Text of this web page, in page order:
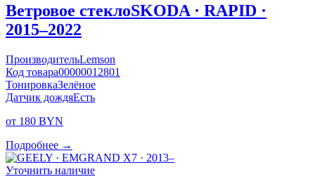
Ветровое стеклоSKODA · RAPID ·
2015–2022
ПроизводительLemson
Код товара00000012801
ТонировкаЗелёное
Датчик дождяЕсть
от 180 BYN
Подробнее →
Уточнить наличие